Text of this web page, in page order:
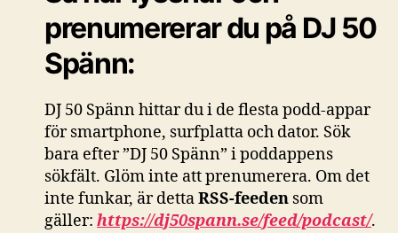
prenumererar du på DJ 50
Spänn:
DJ 50 Spänn hittar du i de flesta podd-appar
för smartphone, surfplatta och dator. Sök
bara efter ”DJ 50 Spänn” i poddappens
sökfält. Glöm inte att prenumerera. Om det
inte funkar, är dettaRSS-feeden som
gäller: https://dj50spann.se/feed/podcast/.